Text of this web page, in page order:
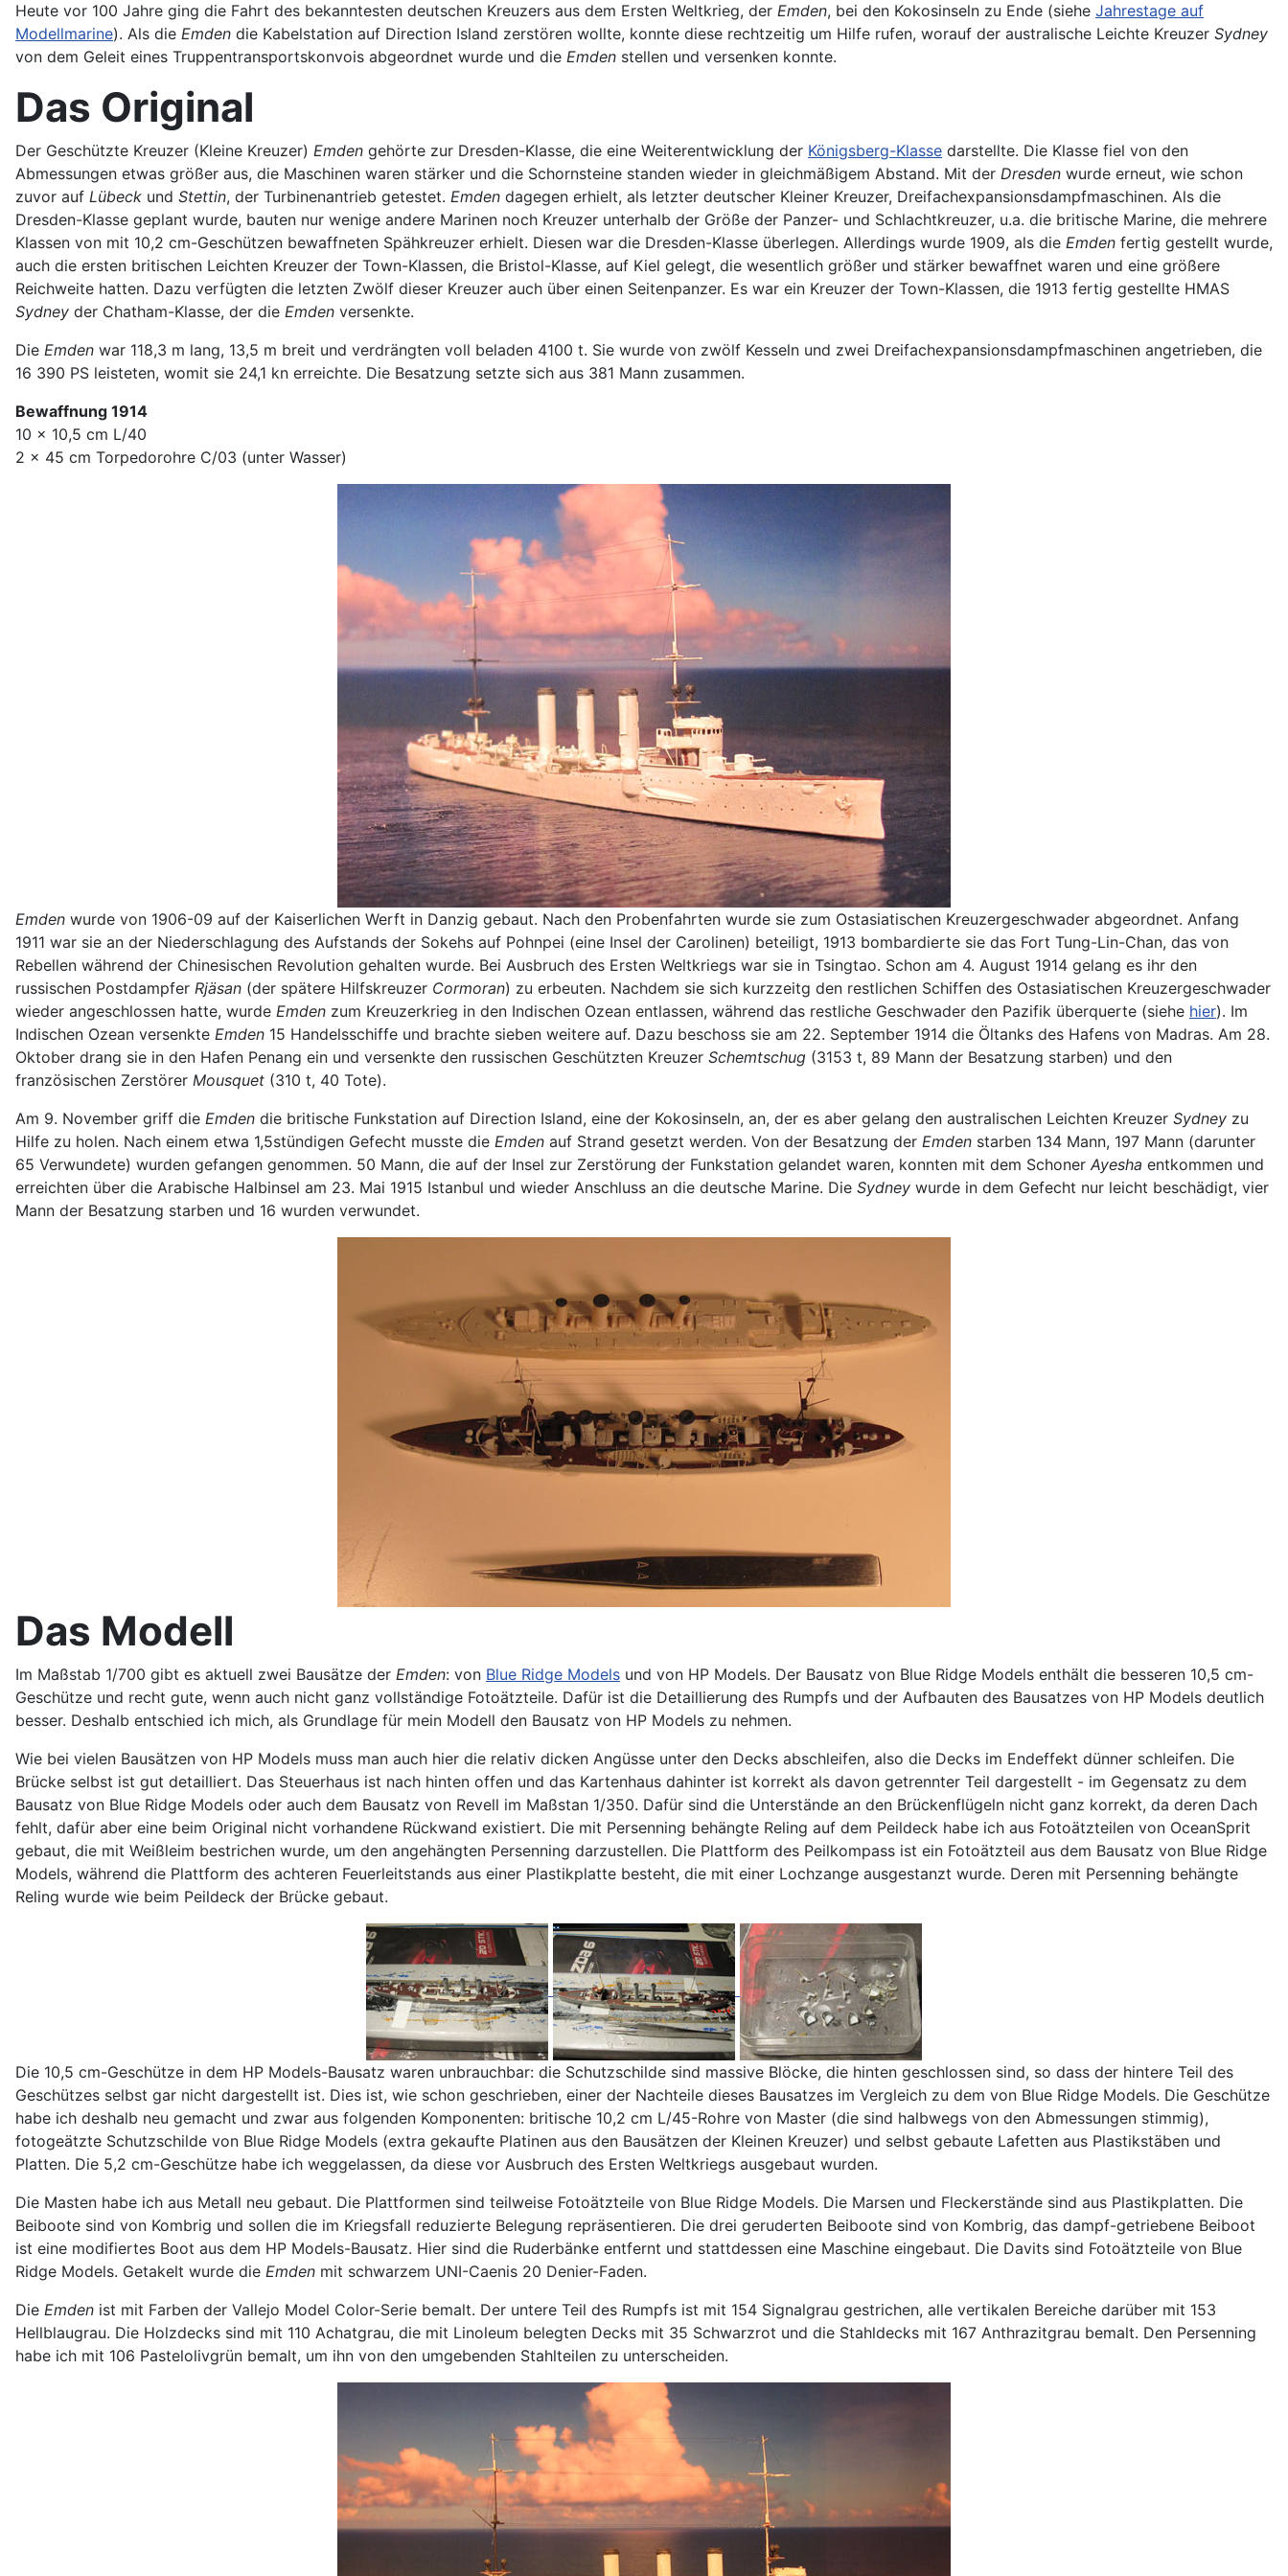
Heute vor 100 Jahre ging die Fahrt des bekanntesten deutschen Kreuzers aus dem Ersten Weltkrieg, der Emden, bei den Kokosinseln zu Ende (siehe Jahrestage auf
Modellmarine). Als die Emden die Kabelstation auf Direction Island zerstören wollte, konnte diese rechtzeitig um Hilfe rufen, worauf der australische Leichte Kreuzer Sydney
von dem Geleit eines Truppentransportskonvois abgeordnet wurde und die Emden stellen und versenken konnte.
Das Original
Der Geschützte Kreuzer (Kleine Kreuzer) Emden gehörte zur Dresden-Klasse, die eine Weiterentwicklung der Königsberg-Klasse darstellte. Die Klasse fiel von den
Abmessungen etwas größer aus, die Maschinen waren stärker und die Schornsteine standen wieder in gleichmäßigem Abstand. Mit der Dresden wurde erneut, wie schon
zuvor auf Lübeck und Stettin, der Turbinenantrieb getestet. Emden dagegen erhielt, als letzter deutscher Kleiner Kreuzer, Dreifachexpansionsdampfmaschinen. Als die
Dresden-Klasse geplant wurde, bauten nur wenige andere Marinen noch Kreuzer unterhalb der Größe der Panzer- und Schlachtkreuzer, u.a. die britische Marine, die mehrere
Klassen von mit 10,2 cm-Geschützen bewaffneten Spähkreuzer erhielt. Diesen war die Dresden-Klasse überlegen. Allerdings wurde 1909, als die Emden fertig gestellt wurde,
auch die ersten britischen Leichten Kreuzer der Town-Klassen, die Bristol-Klasse, auf Kiel gelegt, die wesentlich größer und stärker bewaffnet waren und eine größere
Reichweite hatten. Dazu verfügten die letzten Zwölf dieser Kreuzer auch über einen Seitenpanzer. Es war ein Kreuzer der Town-Klassen, die 1913 fertig gestellte HMAS
Sydney der Chatham-Klasse, der die Emden versenkte.
Die Emden war 118,3 m lang, 13,5 m breit und verdrängten voll beladen 4100 t. Sie wurde von zwölf Kesseln und zwei Dreifachexpansionsdampfmaschinen angetrieben, die
16 390 PS leisteten, womit sie 24,1 kn erreichte. Die Besatzung setzte sich aus 381 Mann zusammen.
Bewaffnung 1914
10 x 10,5 cm L/40
2 x 45 cm Torpedorohre C/03 (unter Wasser)
Emden wurde von 1906-09 auf der Kaiserlichen Werft in Danzig gebaut. Nach den Probenfahrten wurde sie zum Ostasiatischen Kreuzergeschwader abgeordnet. Anfang
1911 war sie an der Niederschlagung des Aufstands der Sokehs auf Pohnpei (eine Insel der Carolinen) beteiligt, 1913 bombardierte sie das Fort Tung-Lin-Chan, das von
Rebellen während der Chinesischen Revolution gehalten wurde. Bei Ausbruch des Ersten Weltkriegs war sie in Tsingtao. Schon am 4. August 1914 gelang es ihr den
russischen Postdampfer Rjäsan (der spätere Hilfskreuzer Cormoran) zu erbeuten. Nachdem sie sich kurzzeitg den restlichen Schiffen des Ostasiatischen Kreuzergeschwader
wieder angeschlossen hatte, wurde Emden zum Kreuzerkrieg in den Indischen Ozean entlassen, während das restliche Geschwader den Pazifik überquerte (siehe hier). Im
Indischen Ozean versenkte Emden 15 Handelsschiffe und brachte sieben weitere auf. Dazu beschoss sie am 22. September 1914 die Öltanks des Hafens von Madras. Am 28.
Oktober drang sie in den Hafen Penang ein und versenkte den russischen Geschützten Kreuzer Schemtschug (3153 t, 89 Mann der Besatzung starben) und den
französischen Zerstörer Mousquet (310 t, 40 Tote).
Am 9. November griff die Emden die britische Funkstation auf Direction Island, eine der Kokosinseln, an, der es aber gelang den australischen Leichten Kreuzer Sydney zu
Hilfe zu holen. Nach einem etwa 1,5stündigen Gefecht musste die Emden auf Strand gesetzt werden. Von der Besatzung der Emden starben 134 Mann, 197 Mann (darunter
65 Verwundete) wurden gefangen genommen. 50 Mann, die auf der Insel zur Zerstörung der Funkstation gelandet waren, konnten mit dem Schoner Ayesha entkommen und
erreichten über die Arabische Halbinsel am 23. Mai 1915 Istanbul und wieder Anschluss an die deutsche Marine. Die Sydney wurde in dem Gefecht nur leicht beschädigt, vier
Mann der Besatzung starben und 16 wurden verwundet.
Das Modell
Im Maßstab 1/700 gibt es aktuell zwei Bausätze der Emden: von Blue Ridge Models und von HP Models. Der Bausatz von Blue Ridge Models enthält die besseren 10,5 cm-
Geschütze und recht gute, wenn auch nicht ganz vollständige Fotoätzteile. Dafür ist die Detaillierung des Rumpfs und der Aufbauten des Bausatzes von HP Models deutlich
besser. Deshalb entschied ich mich, als Grundlage für mein Modell den Bausatz von HP Models zu nehmen.
Wie bei vielen Bausätzen von HP Models muss man auch hier die relativ dicken Angüsse unter den Decks abschleifen, also die Decks im Endeffekt dünner schleifen. Die
Brücke selbst ist gut detailliert. Das Steuerhaus ist nach hinten offen und das Kartenhaus dahinter ist korrekt als davon getrennter Teil dargestellt - im Gegensatz zu dem
Bausatz von Blue Ridge Models oder auch dem Bausatz von Revell im Maßstan 1/350. Dafür sind die Unterstände an den Brückenflügeln nicht ganz korrekt, da deren Dach
fehlt, dafür aber eine beim Original nicht vorhandene Rückwand existiert. Die mit Persenning behängte Reling auf dem Peildeck habe ich aus Fotoätzteilen von OceanSprit
gebaut, die mit Weißleim bestrichen wurde, um den angehängten Persenning darzustellen. Die Plattform des Peilkompass ist ein Fotoätzteil aus dem Bausatz von Blue Ridge
Models, während die Plattform des achteren Feuerleitstands aus einer Plastikplatte besteht, die mit einer Lochzange ausgestanzt wurde. Deren mit Persenning behängte
Reling wurde wie beim Peildeck der Brücke gebaut.
Die 10,5 cm-Geschütze in dem HP Models-Bausatz waren unbrauchbar: die Schutzschilde sind massive Blöcke, die hinten geschlossen sind, so dass der hintere Teil des
Geschützes selbst gar nicht dargestellt ist. Dies ist, wie schon geschrieben, einer der Nachteile dieses Bausatzes im Vergleich zu dem von Blue Ridge Models. Die Geschütze
habe ich deshalb neu gemacht und zwar aus folgenden Komponenten: britische 10,2 cm L/45-Rohre von Master (die sind halbwegs von den Abmessungen stimmig),
fotogeätzte Schutzschilde von Blue Ridge Models (extra gekaufte Platinen aus den Bausätzen der Kleinen Kreuzer) und selbst gebaute Lafetten aus Plastikstäben und
Platten. Die 5,2 cm-Geschütze habe ich weggelassen, da diese vor Ausbruch des Ersten Weltkriegs ausgebaut wurden.
Die Masten habe ich aus Metall neu gebaut. Die Plattformen sind teilweise Fotoätzteile von Blue Ridge Models. Die Marsen und Fleckerstände sind aus Plastikplatten. Die
Beiboote sind von Kombrig und sollen die im Kriegsfall reduzierte Belegung repräsentieren. Die drei geruderten Beiboote sind von Kombrig, das dampf-getriebene Beiboot
ist eine modifiertes Boot aus dem HP Models-Bausatz. Hier sind die Ruderbänke entfernt und stattdessen eine Maschine eingebaut. Die Davits sind Fotoätzteile von Blue
Ridge Models. Getakelt wurde die Emden mit schwarzem UNI-Caenis 20 Denier-Faden.
Die Emden ist mit Farben der Vallejo Model Color-Serie bemalt. Der untere Teil des Rumpfs ist mit 154 Signalgrau gestrichen, alle vertikalen Bereiche darüber mit 153
Hellblaugrau. Die Holzdecks sind mit 110 Achatgrau, die mit Linoleum belegten Decks mit 35 Schwarzrot und die Stahldecks mit 167 Anthrazitgrau bemalt. Den Persenning
habe ich mit 106 Pastelolivgrün bemalt, um ihn von den umgebenden Stahlteilen zu unterscheiden.